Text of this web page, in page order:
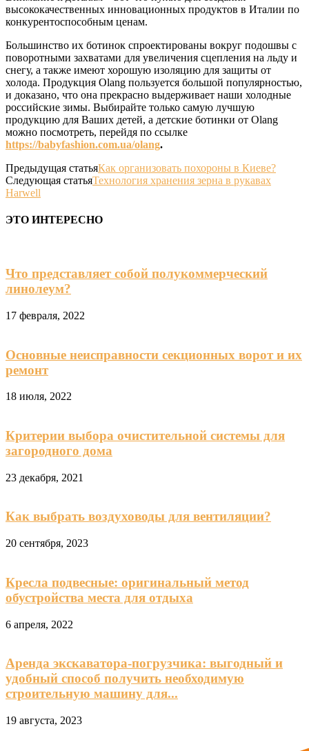
высококачественных инновационных продуктов в Италии по
конкурентоспособным ценам.
Большинство их ботинок спроектированы вокруг подошвы с
поворотными захватами для увеличения сцепления на льду и
снегу, а также имеют хорошую изоляцию для защиты от
холода. Продукция Olang пользуется большой популярностью,
и доказано, что она прекрасно выдерживает наши холодные
российские зимы. Выбирайте только самую лучшую
продукцию для Ваших детей, а детские ботинки от Olang
можно посмотреть, перейдя по ссылке
https://babyfashion.com.ua/olang.
Предыдущая статьяКак организовать похороны в Киеве?
Следующая статьяТехнология хранения зерна в рукавах
Harwell
ЭТО ИНТЕРЕСНО
Что представляет собой полукоммерческий
линолеум?
17 февраля, 2022
Основные неисправности секционных ворот и их
ремонт
18 июля, 2022
Критерии выбора очистительной системы для
загородного дома
23 декабря, 2021
Как выбрать воздуховоды для вентиляции?
20 сентября, 2023
Кресла подвесные: оригинальный метод
обустройства места для отдыха
6 апреля, 2022
Аренда экскаватора-погрузчика: выгодный и
удобный способ получить необходимую
строительную машину для...
19 августа, 2023